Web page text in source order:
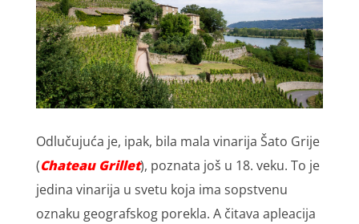
Odlučujuća je, ipak, bila mala vinarija Šato Grije
(Chateau Grillet), poznata još u 18. veku. To je
jedina vinarija u svetu koja ima sopstvenu
oznaku geografskog porekla. A čitava apleacija